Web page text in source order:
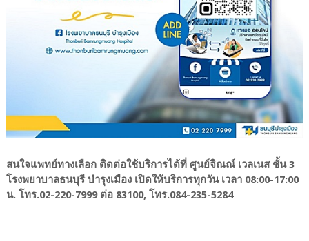
สนใจแพทย์ทางเลือก ติดต่อใช้บริการได้ที่ ศูนย์จิณณ์ เวลเนส ชั้น 3
โรงพยาบาลธนบุรี บำรุงเมือง เปิดให้บริการทุกวัน เวลา 08:00-17:00
น. โทร.02-220-7999 ต่อ 83100, โทร.084-235-5284